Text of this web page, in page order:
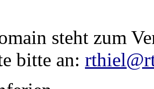
steht zum
bitte an: